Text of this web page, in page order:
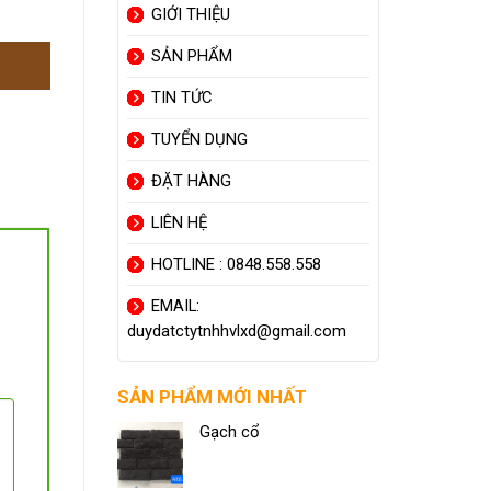
GIỚI THIỆU
SẢN PHẨM
TIN TỨC
TUYỂN DỤNG
ĐẶT HÀNG
LIÊN HỆ
HOTLINE : 0848.558.558
EMAIL:
duydatctytnhhvlxd@gmail.com
SẢN PHẨM MỚI NHẤT
Gạch cổ